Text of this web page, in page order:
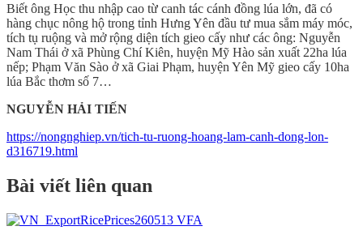
Biết ông Học thu nhập cao từ canh tác cánh đồng lúa lớn, đã có
hàng chục nông hộ trong tỉnh Hưng Yên đầu tư mua sắm máy móc,
tích tụ ruộng và mở rộng diện tích gieo cấy như các ông: Nguyễn
Nam Thái ở xã Phùng Chí Kiên, huyện Mỹ Hào sản xuất 22ha lúa
nếp; Phạm Văn Sào ở xã Giai Phạm, huyện Yên Mỹ gieo cấy 10ha
lúa Bắc thơm số 7…
NGUYỄN HẢI TIẾN
https://nongnghiep.vn/tich-tu-ruong-hoang-lam-canh-dong-lon-
d316719.html
Bài viết liên quan